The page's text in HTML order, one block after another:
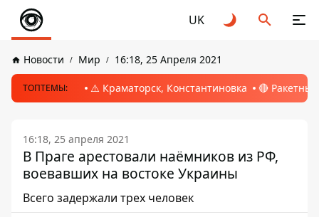
UK
Новости Мир 16:18, 25 Апреля 2021
ТОПТЕМЫ: ⚠️ Краматорск, Константиновка 🔴
16:18, 25 апреля 2021
В Праге арестовали наёмников из РФ,
воевавших на востоке Украины
Всего задержали трех человек